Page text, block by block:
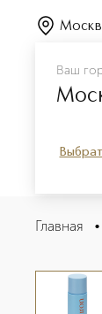
Ваш
Главная •